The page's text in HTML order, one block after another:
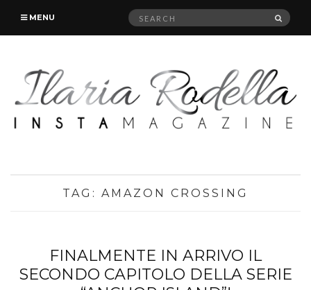
MENU
Search
TAG: AMAZON CROSSING
FINALMENTE IN ARRIVO IL
SECONDO CAPITOLO DELLA SERIE